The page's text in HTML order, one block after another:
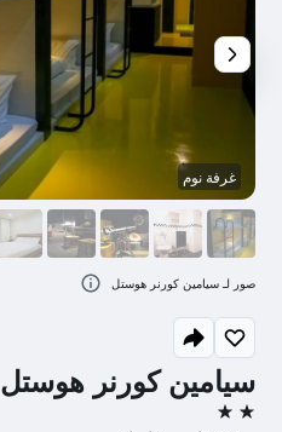
سيامين كورنر هوستل
2 نجمتين
غرفة نوم
صور لـ سيامين كورنر هوستل